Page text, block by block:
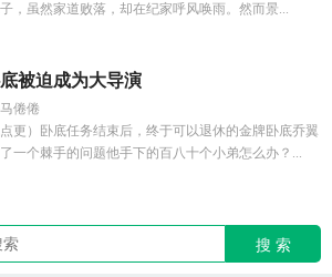
，虽然家道败落，却在纪家呼风唤雨。然而景...
被迫成为大导演
倦倦
点更）卧底任务结束后，终于可以退休的金牌卧底乔翼
一个棘手的问题他手下的百八十个小弟怎么办？...
搜 索